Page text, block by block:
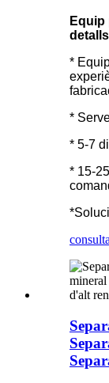
Equip
*
*
* 5-7
* 15-
consulta